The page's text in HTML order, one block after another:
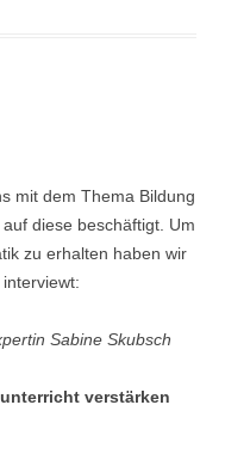
mit dem Thema Bildung
diese beschäftigt. Um
zu erhalten haben wir
Sabine Skubsch
verstärken